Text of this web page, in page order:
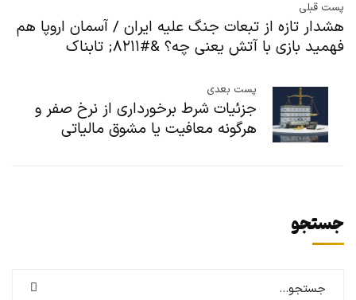
پست قبلی
هشدار تازه‌ از تبعات جنگ علیه ایران / آسمان اروپا هم
فهمید بازی با آتش یعنی چه؟ &#۸۲۱۱; تابناک
پست بعدی
جزئیات شرط برخورداری از نرخ صفر و
هرگونه معافیت یا مشوق مالیاتی
جستجو